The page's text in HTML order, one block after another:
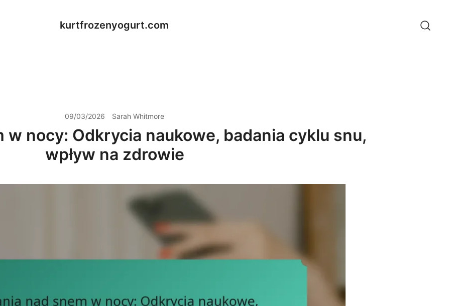
kurtfrozenyogurt.com
09/03/2026 Sarah Whitmore
w nocy: Odkrycia naukowe, badania cyklu snu,
wpływ na zdrowie